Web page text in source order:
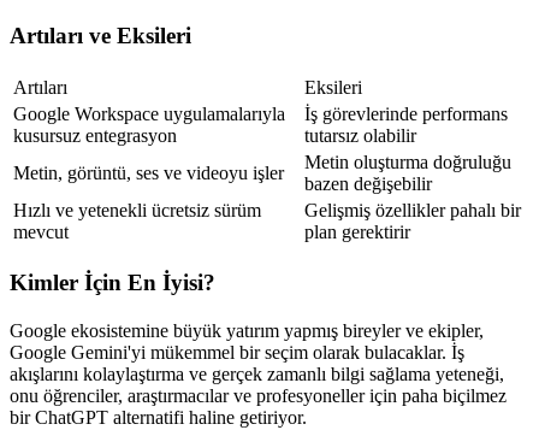
Artıları ve Eksileri
Artıları
Eksileri
Google Workspace uygulamalarıyla
kusursuz entegrasyon
İş görevlerinde performans
tutarsız olabilir
Metin, görüntü, ses ve videoyu işler
Metin oluşturma doğruluğu
bazen değişebilir
Hızlı ve yetenekli ücretsiz sürüm
mevcut
Gelişmiş özellikler pahalı bir
plan gerektirir
Kimler İçin En İyisi?
Google ekosistemine büyük yatırım yapmış bireyler ve ekipler,
Google Gemini'yi mükemmel bir seçim olarak bulacaklar. İş
akışlarını kolaylaştırma ve gerçek zamanlı bilgi sağlama yeteneği,
onu öğrenciler, araştırmacılar ve profesyoneller için paha biçilmez
bir ChatGPT alternatifi haline getiriyor.